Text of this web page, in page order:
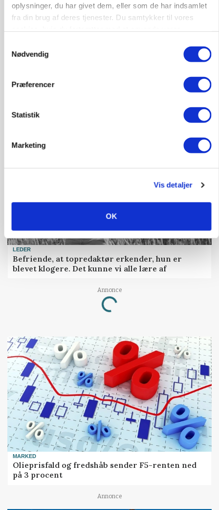
oplysninger, du har givet dem, eller som de har indsamlet
fra din brug af deres tjenester. Du samtykker til vores
Nødvendig
Præferencer
Statistik
Marketing
Vis detaljer
OK
beskeden start til store drømme
LEDER
Befriende, at topredaktør erkender, hun er
blevet klogere. Det kunne vi alle lære af
Annonce
Loading...
MARKED
Olieprisfald og fredshåb sender F5-renten ned
på 3 procent
Annonce